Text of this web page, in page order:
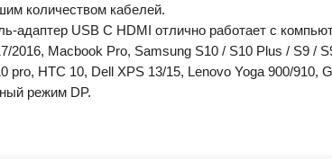
количеством кабелей.
адаптер USB C HDMI отлично работает с
2016, Macbook Pro, Samsung S10 / S10 Plus / S9 /
pro, HTC 10, Dell XPS 13/15, Lenovo Yoga 900/910,
режим DP.